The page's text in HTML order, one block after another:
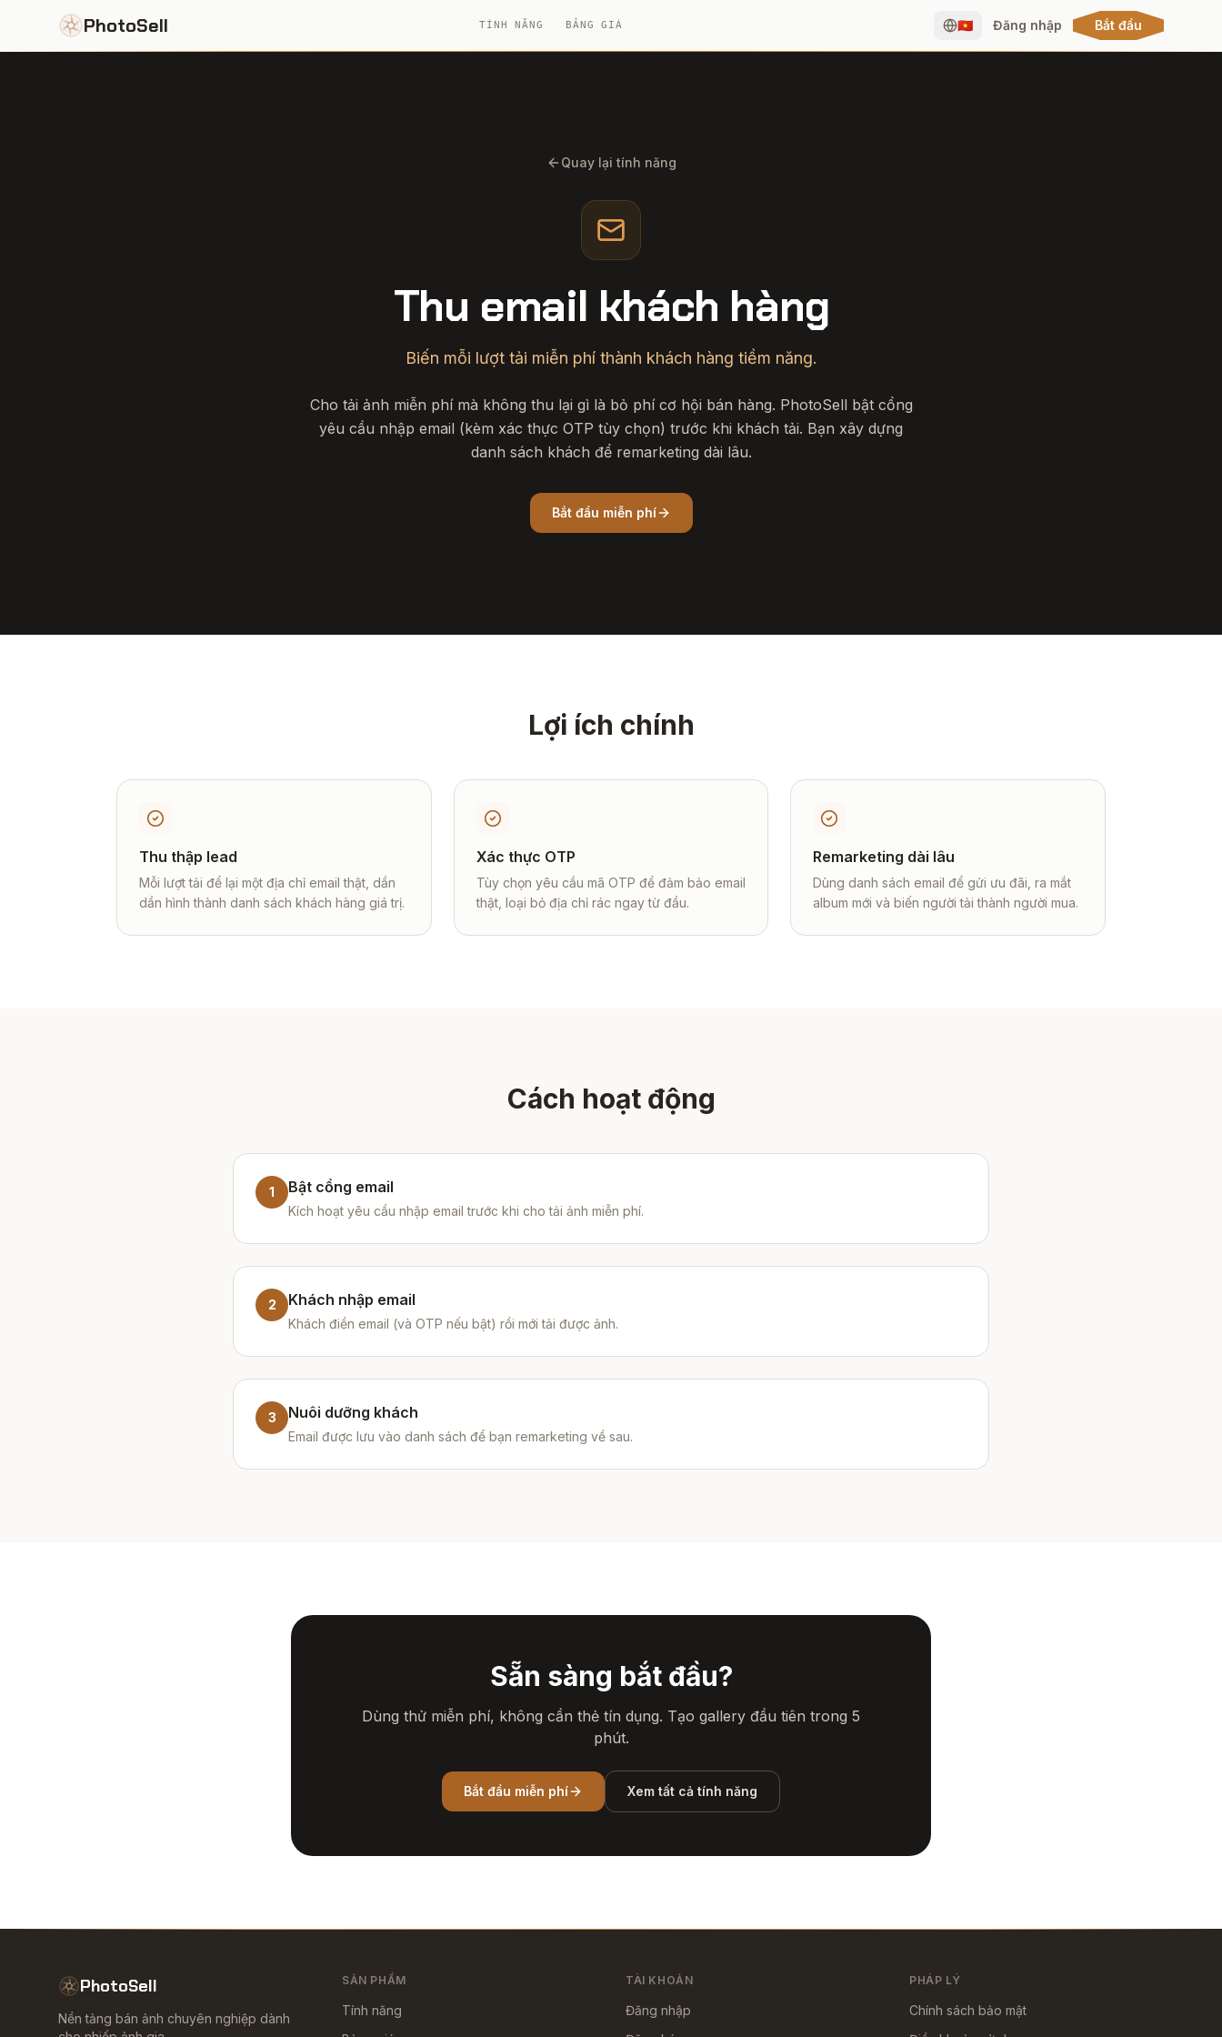
PhotoSell TÍNH NĂNG BẢNG GIÁ 🇻🇳 Đăng nhập Bắt đầu
Quay lại tính năng
Thu email khách hàng
Biến mỗi lượt tải miễn phí thành khách hàng tiềm năng.
Cho tải ảnh miễn phí mà không thu lại gì là bỏ phí cơ hội bán hàng. PhotoSell bật cổng
yêu cầu nhập email (kèm xác thực OTP tùy chọn) trước khi khách tải. Bạn xây dựng
danh sách khách để remarketing dài lâu.
Bắt đầu miễn phí
Lợi ích chính
Thu thập lead
Mỗi lượt tải để lại một địa chỉ email thật, dần
dần hình thành danh sách khách hàng giá trị.
Xác thực OTP
Tùy chọn yêu cầu mã OTP để đảm bảo email
thật, loại bỏ địa chỉ rác ngay từ đầu.
Remarketing dài lâu
Dùng danh sách email để gửi ưu đãi, ra mắt
album mới và biến người tải thành người mua.
Cách hoạt động
1 Bật cổng email
Kích hoạt yêu cầu nhập email trước khi cho tải ảnh miễn phí.
2 Khách nhập email
Khách điền email (và OTP nếu bật) rồi mới tải được ảnh.
3 Nuôi dưỡng khách
Email được lưu vào danh sách để bạn remarketing về sau.
Sẵn sàng bắt đầu?
Dùng thử miễn phí, không cần thẻ tín dụng. Tạo gallery đầu tiên trong 5
phút.
Bắt đầu miễn phí Xem tất cả tính năng
PhotoSell
Nền tảng bán ảnh chuyên nghiệp dành
SẢN PHẨM
Tính năng
TÀI KHOẢN
Đăng nhập
PHÁP LÝ
Chính sách bảo mật